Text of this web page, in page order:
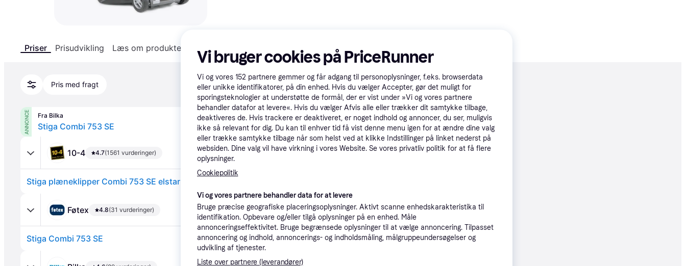
Priser Prisudvikling Læs om produktet Specifikationer
Pris med fragt Promoveret
ANNONCE Fra Bilka
Stiga Combi 753 SE 189 kr. fragt,2 dage3.299 kr.
10-4 4.7(1561 vurderinger) Købsgaranti
Stiga plæneklipper Combi 753 SE elstart 2L0536548/ST2
Føtex 4.8(31 vurderinger) Købsgaranti
Stiga Combi 753 SE 189 kr. fragt,2 dage3.299 kr.
Vi bruger cookies på PriceRunner
Vi og vores 152 partnere gemmer og får adgang til personoplysninger, f.eks. browserdata
eller unikke identifikatorer, på din enhed. Hvis du vælger Accepter, gør det muligt for
sporingsteknologier at understøtte de formål, der er vist under »Vi og vores partnere
behandler datafor at levere«. Hvis du vælger Afvis alle eller trækker dit samtykke tilbage,
deaktiveres de. Hvis trackere er deaktiveret, er noget indhold og annoncer, du ser, muligvis
ikke så relevant for dig. Du kan til enhver tid få vist denne menu igen for at ændre dine valg
eller trække samtykke tilbage når som helst ved at klikke Indstillinger på linket nederst på
websiden. Dine valg vil have virkning i vores Website. Se vores privatliv politik for at få flere
oplysninger.
Cookiepolitik
Vi og vores partnere behandler data for at levere
Bruge præcise geografiske placeringsoplysninger. Aktivt scanne enhedskarakteristika til
identifikation. Opbevare og/eller tilgå oplysninger på en enhed. Måle
annonceringseffektivitet. Bruge begrænsede oplysninger til at vælge annoncering. Tilpasset
annoncering og indhold, annoncerings- og indholdsmåling, målgruppeundersøgelser og
udvikling af tjenester.
Liste over partnere (leverandører)